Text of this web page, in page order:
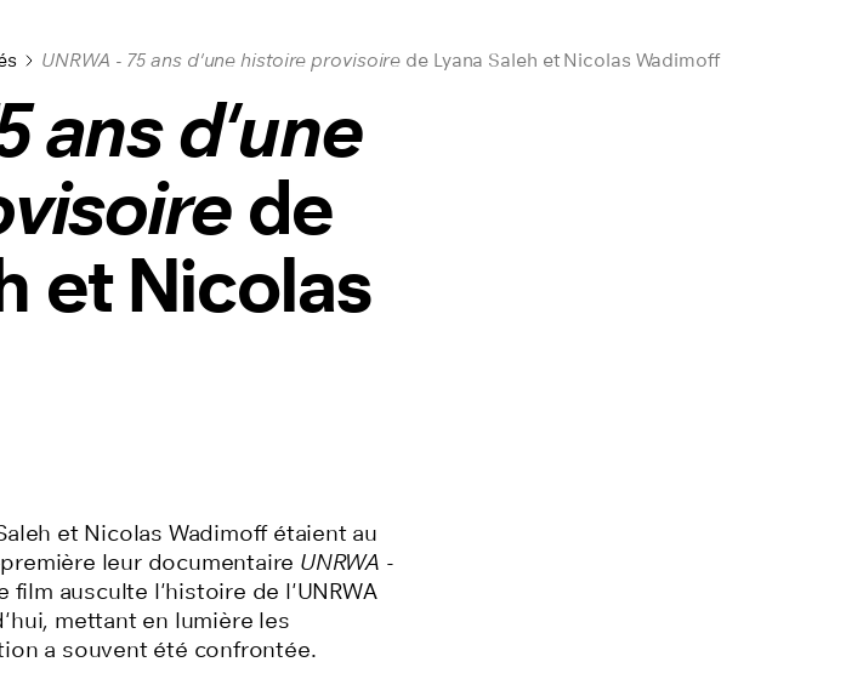
UNRWA - 75 ans d'une histoire provisoire de Lyana Saleh et Nicolas Wadimoff
ans d'une
de
et Nicolas
et Nicolas Wadimoff étaient au
leur documentaire UNRWA -
film ausculte l'histoire de l'UNRWA
mettant en lumière les
a souvent été confrontée.